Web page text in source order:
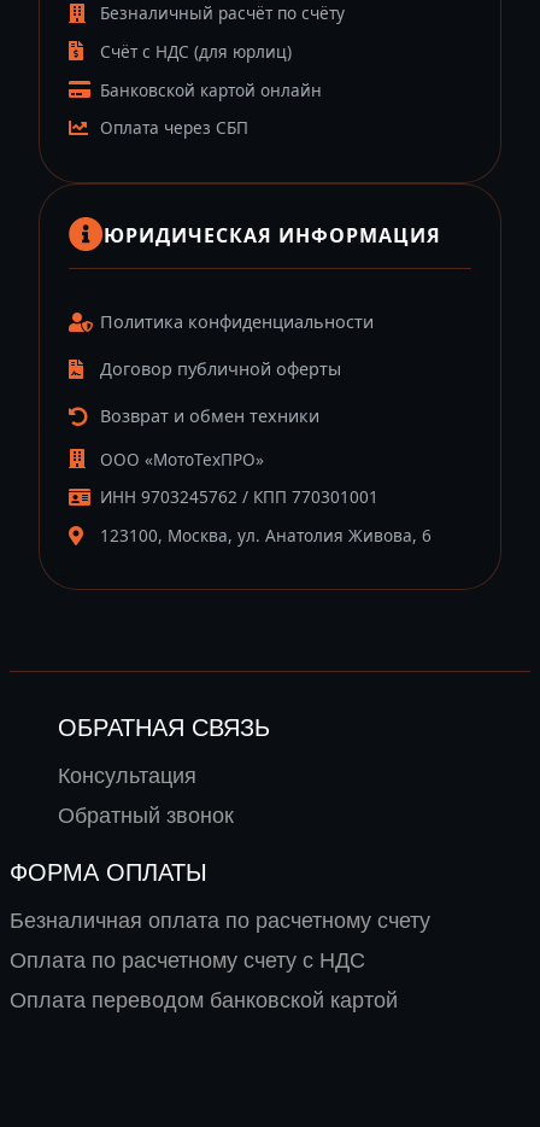
Безналичный расчёт по счёту
Счёт с НДС (для юрлиц)
Банковской картой онлайн
Оплата через СБП
ЮРИДИЧЕСКАЯ ИНФОРМАЦИЯ
Политика конфиденциальности
Договор публичной оферты
Возврат и обмен техники
ООО «МотоТехПРО»
ИНН 9703245762 / КПП 770301001
123100, Москва, ул. Анатолия Живова, 6
ОБРАТНАЯ СВЯЗЬ
Консультация
Обратный звонок
ФОРМА ОПЛАТЫ
Безналичная оплата по расчетному счету
Оплата по расчетному счету с НДС
Оплата переводом банковской картой